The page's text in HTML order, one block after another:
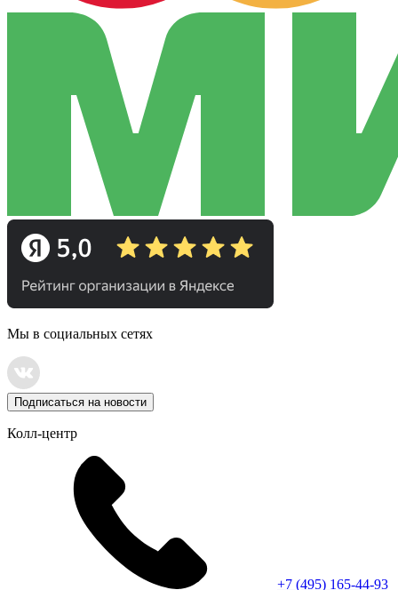
Мы в социальных сетях
Подписаться на новости
Колл-центр
+7 (495) 165-44-93